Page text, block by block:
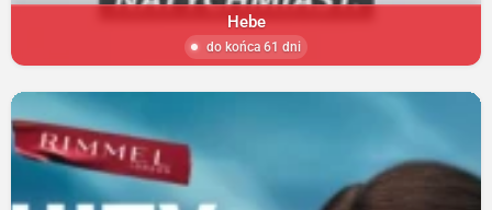
Hebe
do końca 61 dni